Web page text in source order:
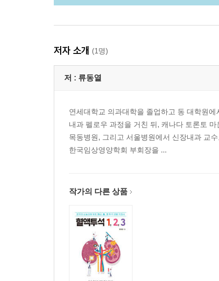
저자 소개 (1명)
저 : 류동열
연세대학교 의과대학을 졸업하고 동 대학원
내과 펠로우 과정을 거친 뒤, 캐나다 토론토
목동병원, 그리고 서울병원에서 신장내과 교
한국임상영양학회 부회장을 ...
작가의 다른 상품